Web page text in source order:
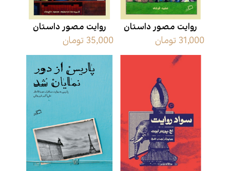
روایت مصور داستان
فوتبال
31,000 تومان
روایت مصور داستان
فوتبالیست ها35,000 تومان